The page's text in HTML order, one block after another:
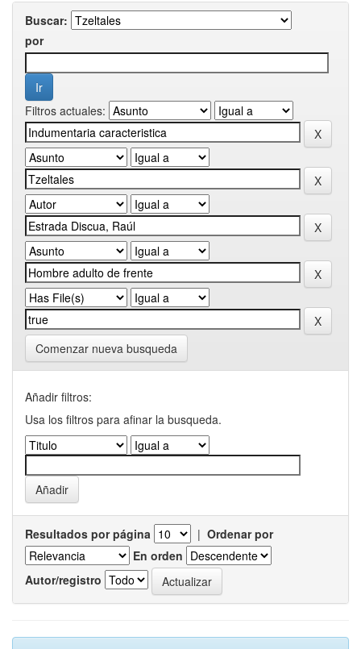
Buscar:
por
Filtros actuales:
Comenzar nueva busqueda
Añadir filtros:
Usa los filtros para afinar la busqueda.
Resultados por página | Ordenar por
En orden
Autor/registro